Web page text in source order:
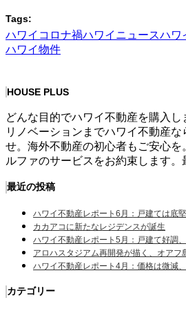
Tags:
ハワイコロナ禍ハワイニュースハワ
ハワイ物件
HOUSE PLUS
どんな目的でハワイ不動産を購入し
リノベーションまでハワイ不動産
せ。海外不動産の初心者もご安心
ルファのサービスをお約束します。
最近の投稿
ハワイ不動産レポート6月：戸建ては底
カカアコに新たなレジデンスが誕生
ハワイ不動産レポート5月：戸建て好調
アロハスタジアム再開発が描く、オアフ
ハワイ不動産レポート4月：価格は微減
カテゴリー